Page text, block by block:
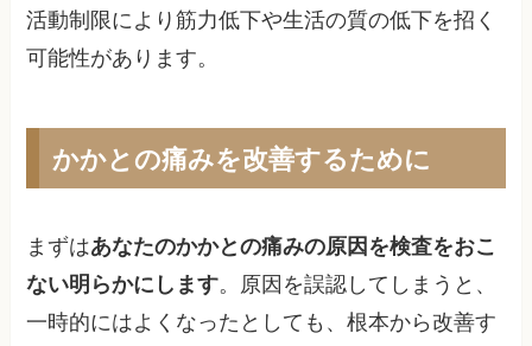
活動制限により筋力低下や生活の質の低下を招く
可能性があります。
かかとの痛みを改善するために
まずはあなたのかかとの痛みの原因を検査をおこ
ない明らかにします。原因を誤認してしまうと、
一時的にはよくなったとしても、根本から改善す